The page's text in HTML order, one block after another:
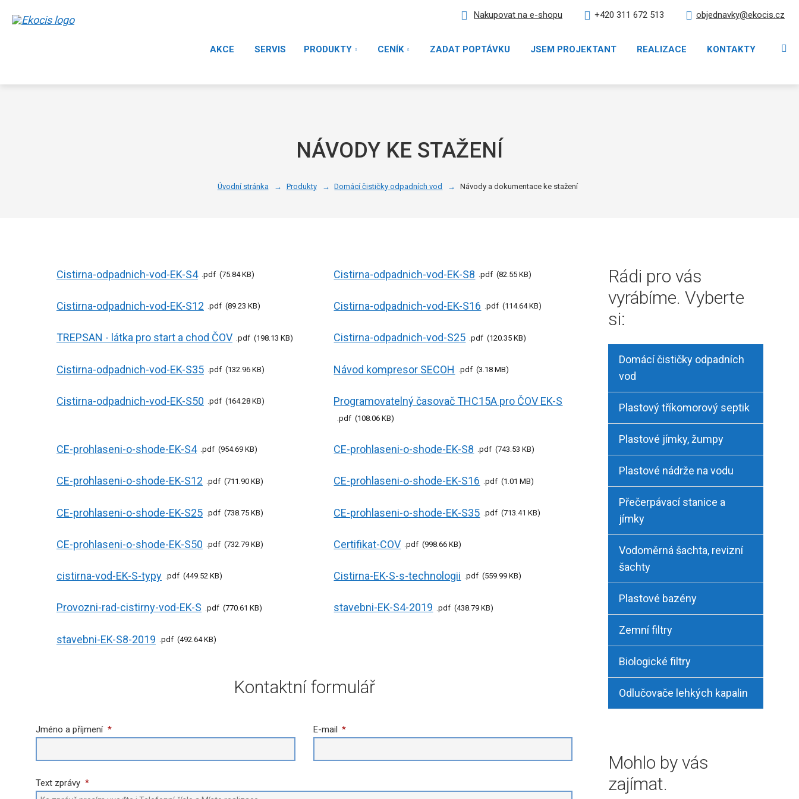
Nakupovat na e-shopu +420 311 672 513 objednavky@ekocis.cz
AKCE SERVIS PRODUKTY CENÍK ZADAT POPTÁVKU JSEM PROJEKTANT REALIZACE KONTAKTY
NÁVODY KE STAŽENÍ
Úvodní stránka Produkty Domácí čističky odpadních vod Návody a dokumentace ke stažení
Cistirna-odpadnich-vod-EK-S4 pdf 75.84 KB Cistirna-odpadnich-vod-EK-S8 pdf 82.55 KB
Cistirna-odpadnich-vod-EK-S12 pdf 89.23 KB Cistirna-odpadnich-vod-EK-S16 pdf 114.64 KB
TREPSAN - látka pro start a chod ČOV pdf 198.13 KB Cistirna-odpadnich-vod-S25 pdf 120.35 KB
Cistirna-odpadnich-vod-EK-S35 pdf 132.96 KB Návod kompresor SECOH pdf 3.18 MB
Cistirna-odpadnich-vod-EK-S50 pdf 164.28 KB Programovatelný časovač THC15A pro ČOV EK-S
pdf 108.06 KB
CE-prohlaseni-o-shode-EK-S4 pdf 954.69 KB CE-prohlaseni-o-shode-EK-S8 pdf 743.53 KB
CE-prohlaseni-o-shode-EK-S12 pdf 711.90 KB CE-prohlaseni-o-shode-EK-S16 pdf 1.01 MB
CE-prohlaseni-o-shode-EK-S25 pdf 738.75 KB CE-prohlaseni-o-shode-EK-S35 pdf 713.41 KB
CE-prohlaseni-o-shode-EK-S50 pdf 732.79 KB Certifikat-COV pdf 998.66 KB
cistirna-vod-EK-S-typy pdf 449.52 KB Cistirna-EK-S-s-technologii pdf 559.99 KB
Provozni-rad-cistirny-vod-EK-S pdf 770.61 KB stavebni-EK-S4-2019 pdf 438.79 KB
stavebni-EK-S8-2019 pdf 492.64 KB
Kontaktní formulář
Jméno a příjmení * E-mail *
Text zprávy *
Rádi pro vás
vyrábíme. Vyberte
si:
Domácí čističky odpadních
vod
Plastový tříkomorový septik
Plastové jímky, žumpy
Plastové nádrže na vodu
Přečerpávací stanice a
jímky
Vodoměrná šachta, revizní
šachty
Plastové bazény
Zemní filtry
Biologické filtry
Odlučovače lehkých kapalin
Mohlo by vás
zajímat.